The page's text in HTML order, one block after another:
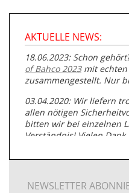
AKTUELLE NEWS:
18.06.2023: Schon
of Bahco 2023mit echten
zusammengestellt. Nur
03.04.2020: Wir liefern
allen nötigen
bitten wir bei einzelnen
Verständnis! Vielen Dank.
05.07.2019: Neuester
Rohrbearbeitung
NEWSLETTER